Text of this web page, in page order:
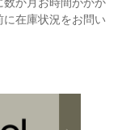
在庫状況をお問い